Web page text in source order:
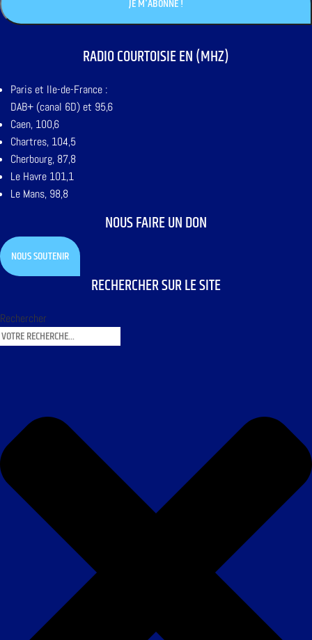
RADIO COURTOISIE EN (MHZ)
Paris et Ile-de-France :
DAB+ (canal 6D) et 95,6
Caen, 100,6
Chartres, 104,5
Cherbourg, 87,8
Le Havre 101,1
Le Mans, 98,8
NOUS FAIRE UN DON
NOUS SOUTENIR
RECHERCHER SUR LE SITE
Rechercher